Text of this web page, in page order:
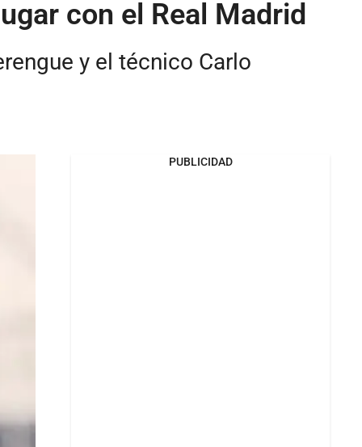
con el Real Madrid
y el técnico Carlo
PUBLICIDAD